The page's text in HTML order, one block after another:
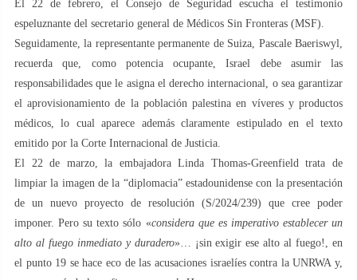
El 22 de febrero, el Consejo de Seguridad escucha el testimonio
espeluznante del secretario general de Médicos Sin Fronteras (MSF).
Seguidamente, la representante permanente de Suiza, Pascale Baeriswyl,
recuerda que, como potencia ocupante, Israel debe asumir las
responsabilidades que le asigna el derecho internacional, o sea garantizar
el aprovisionamiento de la población palestina en víveres y productos
médicos, lo cual aparece además claramente estipulado en el texto
emitido por la Corte Internacional de Justicia.
El 22 de marzo, la embajadora Linda Thomas-Greenfield trata de
limpiar la imagen de la “diplomacia” estadounidense con la presentación
de un nuevo proyecto de resolución (S/2024/239) que cree poder
imponer. Pero su texto sólo «considera que es imperativo establecer un
alto al fuego inmediato y duradero»… ¡sin exigir ese alto al fuego!, en
el punto 19 se hace eco de las acusaciones israelíes contra la UNRWA y,